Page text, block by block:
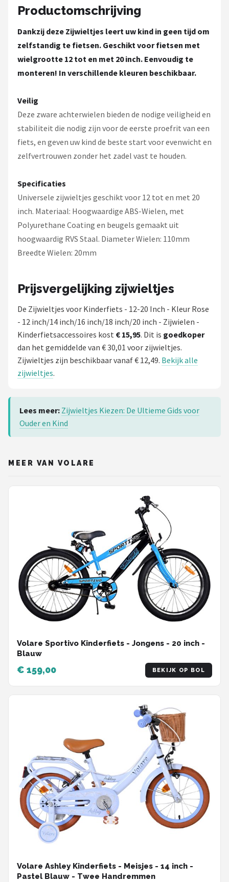
Productomschrijving
Dankzij deze Zijwieltjes leert uw kind in geen tijd om
zelfstandig te fietsen. Geschikt voor fietsen met
wielgrootte 12 tot en met 20 inch. Eenvoudig te
monteren! In verschillende kleuren beschikbaar.
Veilig
Deze zware achterwielen bieden de nodige veiligheid en
stabiliteit die nodig zijn voor de eerste proefrit van een
fiets, en geven uw kind de beste start voor evenwicht en
zelfvertrouwen zonder het zadel vast te houden.
Specificaties
Universele zijwieltjes geschikt voor 12 tot en met 20
inch. Materiaal: Hoogwaardige ABS-Wielen, met
Polyurethane Coating en beugels gemaakt uit
hoogwaardig RVS Staal. Diameter Wielen: 110mm
Breedte Wielen: 20mm
Prijsvergelijking zijwieltjes
De Zijwieltjes voor Kinderfiets - 12-20 Inch - Kleur Rose
- 12 inch/14 inch/16 inch/18 inch/20 inch - Zijwielen -
Kinderfietsaccessoires kost € 15,95. Dit is goedkoper
dan het gemiddelde van € 30,01 voor zijwieltjes.
Zijwieltjes zijn beschikbaar vanaf € 12,49. Bekijk alle
zijwieltjes.
Lees meer: Zijwieltjes Kiezen: De Ultieme Gids voor
Ouder en Kind
MEER VAN VOLARE
Volare Sportivo Kinderfiets - Jongens - 20 inch -
Blauw
€ 159,00 BEKIJK OP BOL
Volare Ashley Kinderfiets - Meisjes - 14 inch -
Pastel Blauw - Twee Handremmen